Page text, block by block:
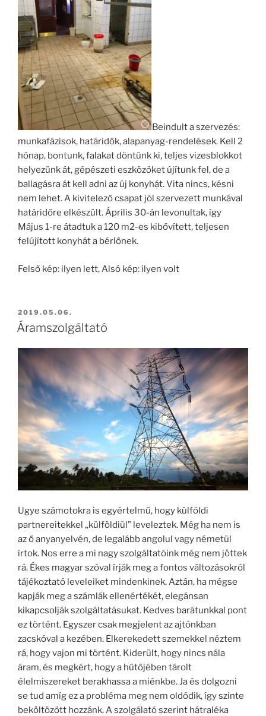
Beindult a szervezés:
munkafázisok, határidők, alapanyag-rendelések. Kell 2
hónap, bontunk, falakat döntünk ki, teljes vizesblokkot
helyezünk át, gépészeti eszközöket újítunk fel, de a
ballagásra át kell adni az új konyhát. Vita nincs, késni
nem lehet. A kivitelező csapat jól szervezett munkával
határidőre elkészült. Április 30-án levonultak, így
Május 1-re átadtuk a 120 m2-es kibővített, teljesen
felújított konyhát a bérlőnek.
Felső kép: ilyen lett, Alsó kép: ilyen volt
2019.05.06.
Áramszolgáltató
Ugye számotokra is egyértelmű, hogy külföldi
partnereitekkel „külföldiül” leveleztek. Még ha nem is
az ő anyanyelvén, de legalább angolul vagy németül
írtok. Nos erre a mi nagy szolgáltatóink még nem jöttek
rá. Ékes magyar szóval írják meg a fontos változásokról
tájékoztató leveleiket mindenkinek. Aztán, ha mégse
kapják meg a számlák ellenértékét, elegánsan
kikapcsolják szolgáltatásukat. Kedves barátunkkal pont
ez történt. Egyszer csak megjelent az ajtónkban
zacskóval a kezében. Elkerekedett szemekkel néztem
rá, hogy vajon mi történt. Kiderült, hogy nincs nála
áram, és megkért, hogy a hűtőjében tárolt
élelmiszereket berakhassa a miénkbe. Ja és dolgozni
se tud amíg ez a probléma meg nem oldódik, így szinte
beköltözött hozzánk. A szolgálató szerint hátraléka